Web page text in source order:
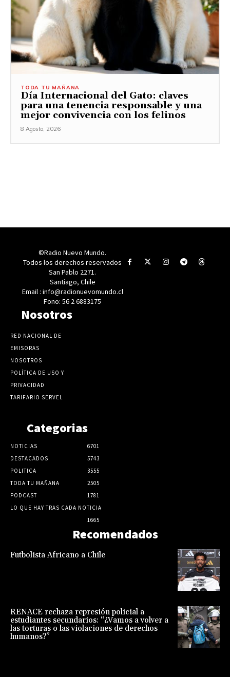
TODA TU MAÑANA
Día Internacional del Gato: claves
para una tenencia responsable y una
mejor convivencia con los felinos
8 Agosto, 2026
©Radio Nuevo Mundo.
Todos los derechos reservados
San Pablo 2271.
Santiago, Chile
Email : info@radionuevomundo.cl
Fono: 56 2 6883175
Nosotros
RED NACIONAL DE
EMISORAS
NOSOTROS
POLÍTICA DE USO Y
PRIVACIDAD
TARIFARIO SERVEL
Categorias
NOTICIAS
6701
DESTACADOS
5743
POLITICA
3555
TODA TU MAÑANA
2505
PODCAST
1781
LO QUE HAY TRAS CADA NOTICIA
1665
Recomendados
Futbolista Africano a Chile
RENACE rechaza represión policial a
estudiantes secundarios: “¿Vamos a volver a
las torturas o las violaciones de derechos
humanos?”